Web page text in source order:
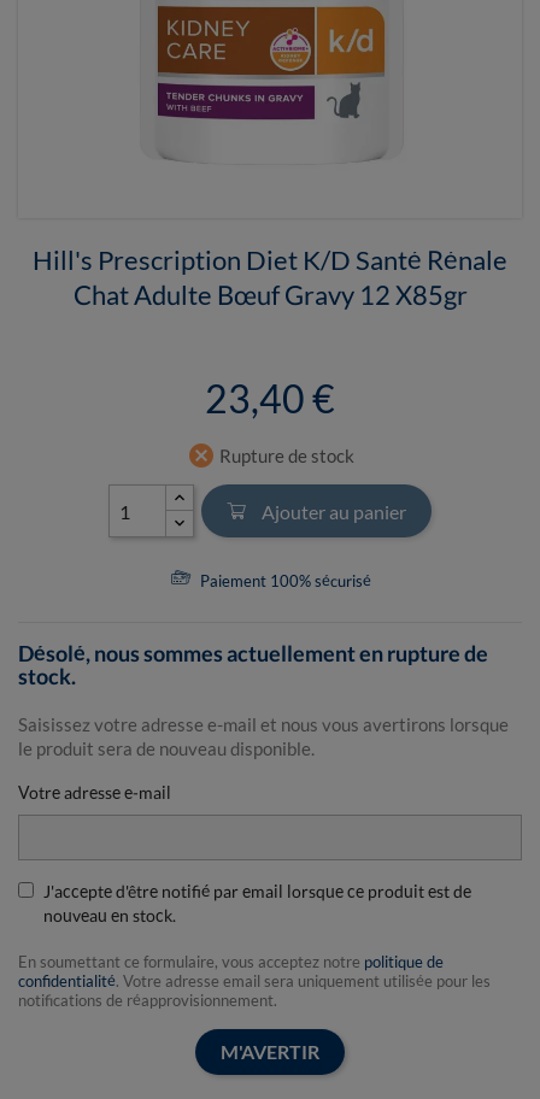
Hill's Prescription Diet K/D Santé Rénale
Chat Adulte Bœuf Gravy 12 X85gr
23,40 €
cancel Rupture de stock
Ajouter au panier
Paiement 100% sécurisé
Désolé, nous sommes actuellement en rupture de
stock.
Saisissez votre adresse e-mail et nous vous avertirons lorsque
le produit sera de nouveau disponible.
Votre adresse e-mail
J'accepte d'être notifié par email lorsque ce produit est de
nouveau en stock.
En soumettant ce formulaire, vous acceptez notre politique de
confidentialité. Votre adresse email sera uniquement utilisée pour les
notifications de réapprovisionnement.
M'AVERTIR